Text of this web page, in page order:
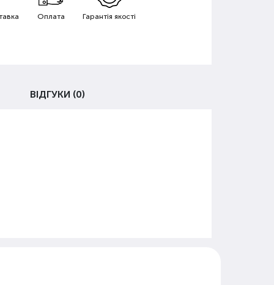
Оплата Гарантія якості
ВІДГУКИ (0)